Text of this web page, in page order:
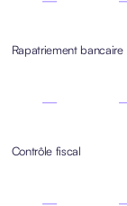
Rapatriement bancaire
—
Contrôle fiscal
—